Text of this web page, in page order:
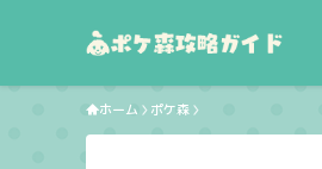
ホーム ポケ森